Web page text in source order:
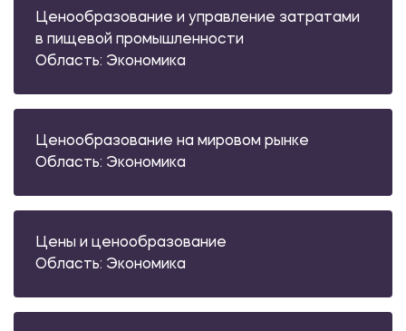
Ценообразование и управление затратами
в пищевой промышленности
Область: Экономика
Ценообразование на мировом рынке
Область: Экономика
Цены и ценообразование
Область: Экономика